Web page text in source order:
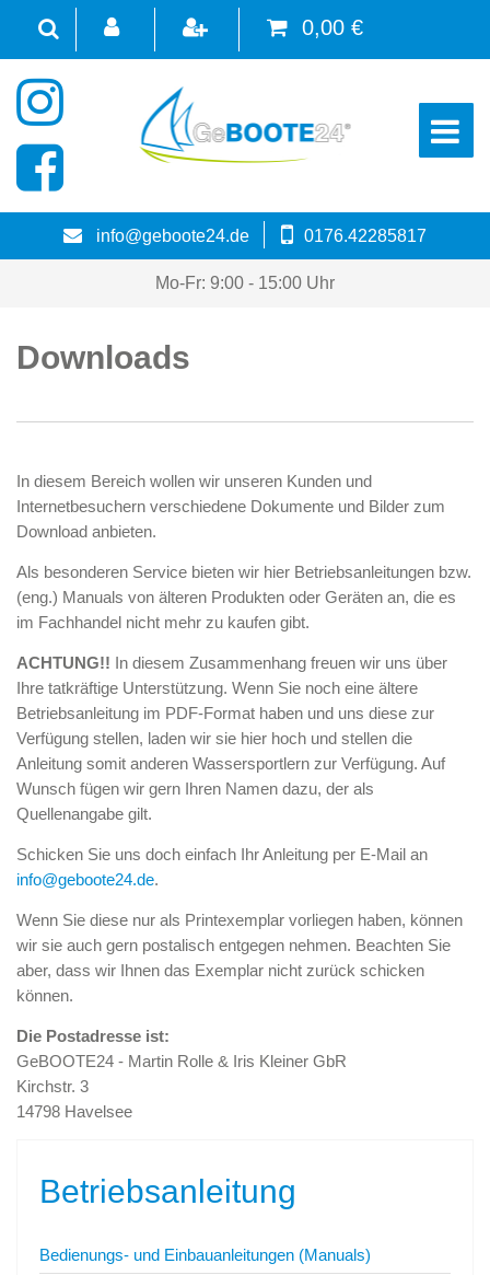
0,00 €
☰
info@geboote24.de 0176.42285817
Mo-Fr: 9:00 - 15:00 Uhr
Downloads
In diesem Bereich wollen wir unseren Kunden und
Internetbesuchern verschiedene Dokumente und Bilder zum
Download anbieten.
Als besonderen Service bieten wir hier Betriebsanleitungen bzw.
(eng.) Manuals von älteren Produkten oder Geräten an, die es
im Fachhandel nicht mehr zu kaufen gibt.
ACHTUNG!! In diesem Zusammenhang freuen wir uns über
Ihre tatkräftige Unterstützung. Wenn Sie noch eine ältere
Betriebsanleitung im PDF-Format haben und uns diese zur
Verfügung stellen, laden wir sie hier hoch und stellen die
Anleitung somit anderen Wassersportlern zur Verfügung. Auf
Wunsch fügen wir gern Ihren Namen dazu, der als
Quellenangabe gilt.
Schicken Sie uns doch einfach Ihr Anleitung per E-Mail an
info@geboote24.de.
Wenn Sie diese nur als Printexemplar vorliegen haben, können
wir sie auch gern postalisch entgegen nehmen. Beachten Sie
aber, dass wir Ihnen das Exemplar nicht zurück schicken
können.
Die Postadresse ist:
GeBOOTE24 - Martin Rolle & Iris Kleiner GbR
Kirchstr. 3
14798 Havelsee
Betriebsanleitung
Bedienungs- und Einbauanleitungen (Manuals)